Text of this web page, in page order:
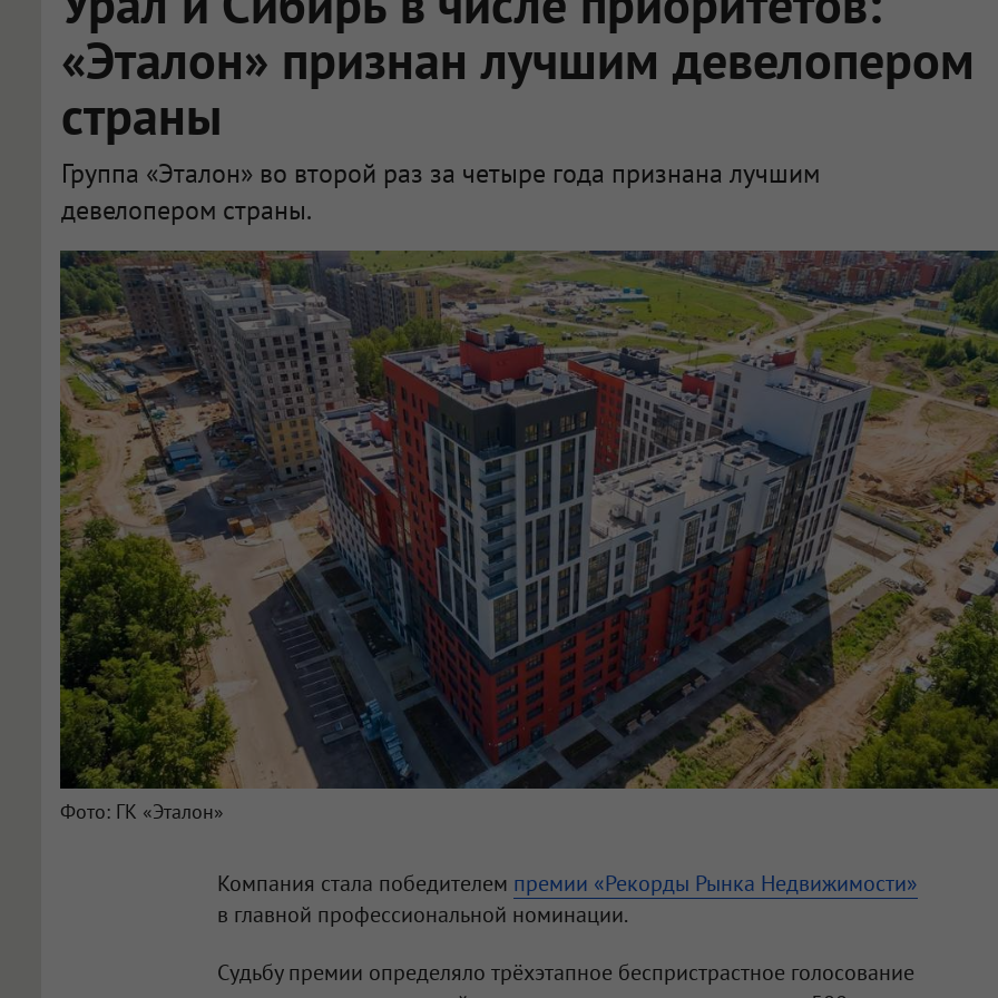
«Эталон» признан лучшим девелопером
страны
Группа «Эталон» во второй раз за четыре года признана лучшим
девелопером страны.
Фото: ГК «Эталон»
Компания стала победителем премии «Рекорды Рынка Недвижимости»
в главной профессиональной номинации.
Судьбу премии определяло трёхэтапное беспристрастное голосование